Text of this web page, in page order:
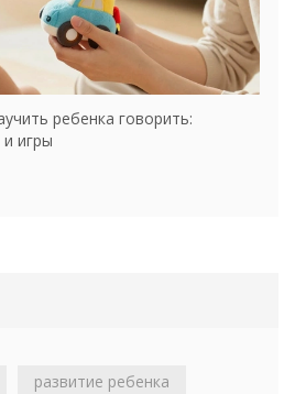
ребенка говорить:
игры
развитие ребенка